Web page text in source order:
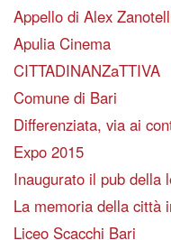
Appello di Alex
Apulia Cinema
CITTADINANZaTTIVA
Comune di Bari
Differenziata, via ai
Expo 2015
Inaugurato il pub della
La memoria della città
Liceo Scacchi Bari